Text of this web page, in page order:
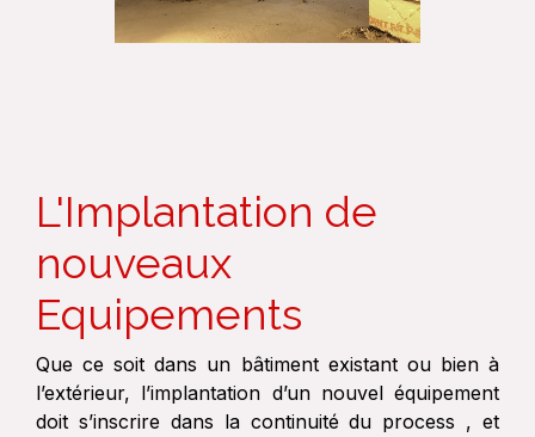
L'Implantation de
nouveaux
Equipements
Que ce soit dans un bâtiment existant ou bien à
l’extérieur, l’implantation d’un nouvel équipement
doit s’inscrire dans la continuité du process , et